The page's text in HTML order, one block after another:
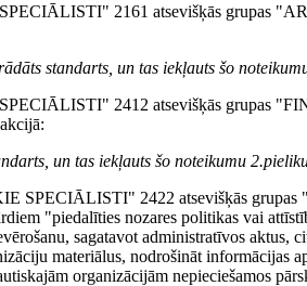
2161 atsevišķās grupas
standarts, un tas iekļauts šo
2412 atsevišķās grupas
un tas iekļauts šo noteikumu
SPECIĀLISTI" 2422 atsevišķās
"piedalīties nozares politikas vai
sagatavot administratīvos aktus,
materiālus, nodrošināt informācijas
organizācijām nepieciešamos